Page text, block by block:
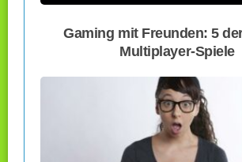
Gaming mit Freunden: 5
Multiplayer-Spiele